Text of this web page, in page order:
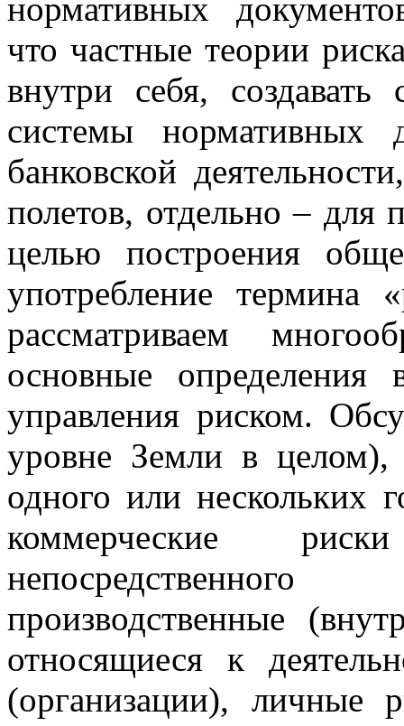
нормативных
что частные теории
внутри себя,
системы нормативных
банковской
полетов, отдельно –
целью построения
употребление термина
рассматриваем
основные
управления риском.
уровне Земли в целом),
одного или нескольких
коммерческие
производственные
относящиеся к
(организации), личные